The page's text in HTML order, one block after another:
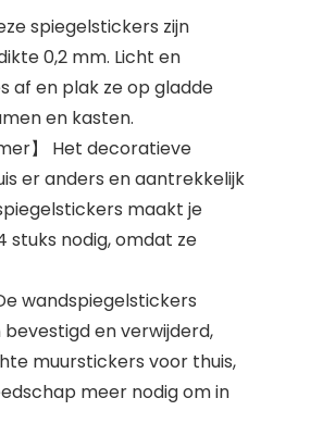
spiegelstickers zijn
0,2 mm. Licht en
af en plak ze op gladde
en kasten.
】 Het decoratieve
er anders en aantrekkelijk
maakt je
stuks nodig, omdat ze
wandspiegelstickers
en verwijderd,
muurstickers voor thuis,
meer nodig om in